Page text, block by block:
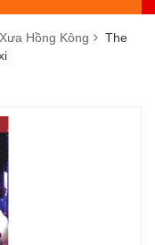
Hồng Kông
The